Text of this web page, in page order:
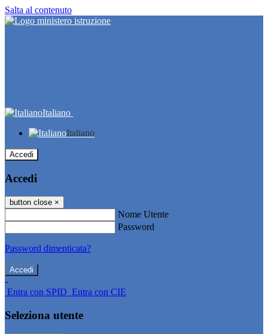
Salta al contenuto
Italiano
Italiano
Accedi
Accedi
button close ×
Nome Utente
Password
Password dimenticata?
-
Entra con SPID Entra con CIE
Seleziona utente